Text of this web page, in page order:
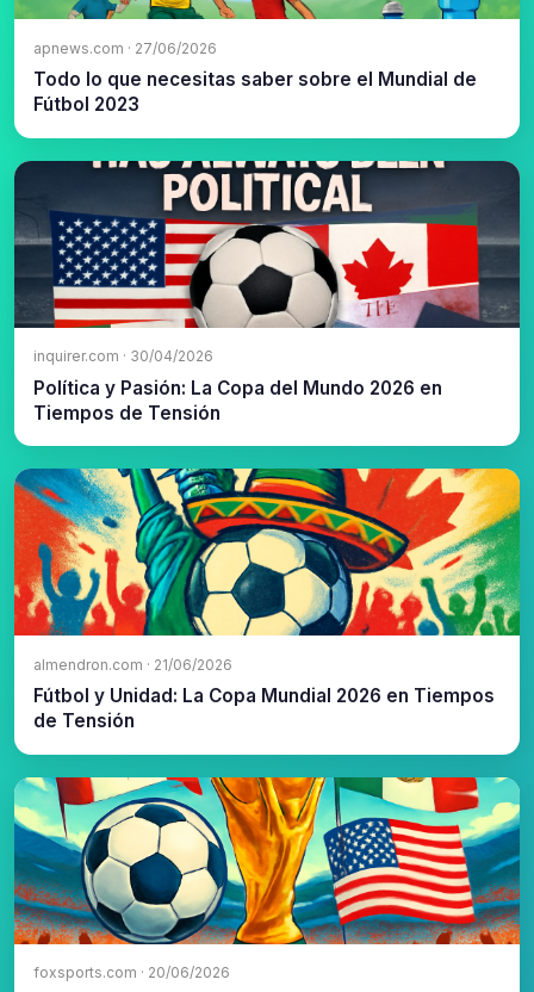
apnews.com · 27/06/2026
Todo lo que necesitas saber sobre el Mundial de
Fútbol 2023
inquirer.com · 30/04/2026
Política y Pasión: La Copa del Mundo 2026 en
Tiempos de Tensión
almendron.com · 21/06/2026
Fútbol y Unidad: La Copa Mundial 2026 en Tiempos
de Tensión
foxsports.com · 20/06/2026